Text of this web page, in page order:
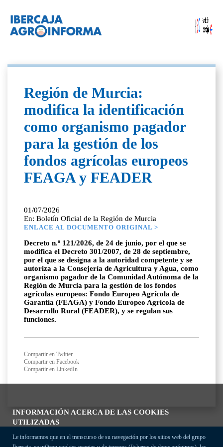
INFORMACIÓN ACERCA DE LAS COOKIES
UTILIZADAS
Le informamos que en el transcurso de su navegación por los sitios web del grupo
Región de Murcia:
modifica la identificación
como organismo pagador
para la gestión de los
fondos agrícolas europeos
FEAGA y FEADER
01/07/2026
En: Boletín Oficial de la Región de Murcia
ENLACE AL DOCUMENTO ORIGINAL >
Decreto n.º 121/2026, de 24 de junio, por el que se
modifica el Decreto 301/2007, de 28 de septiembre,
por el que se designa a la autoridad competente y se
autoriza a la Consejería de Agricultura y Agua, como
organismo pagador de la Comunidad Autónoma de la
Región de Murcia para la gestión de los fondos
agrícolas europeos: Fondo Europeo Agrícola de
Garantía (FEAGA) y Fondo Europeo Agrícola de
Desarrollo Rural (FEADER), y se regulan sus
funciones.
Compartir en Twitter
Compartir en Facebook
Compartir en LinkedIn